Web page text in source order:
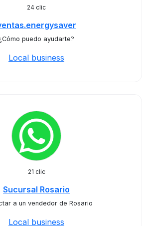
24 clic
puedo ayudarte?
Local business
21 clic
Sucursal Rosario
a un vendedor de Rosario
Local business